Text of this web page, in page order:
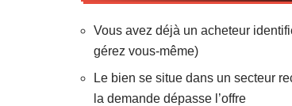
Vous avez déjà un acheteur
gérez vous-même)
Le bien se situe dans un secteur
la demande dépasse l’offre